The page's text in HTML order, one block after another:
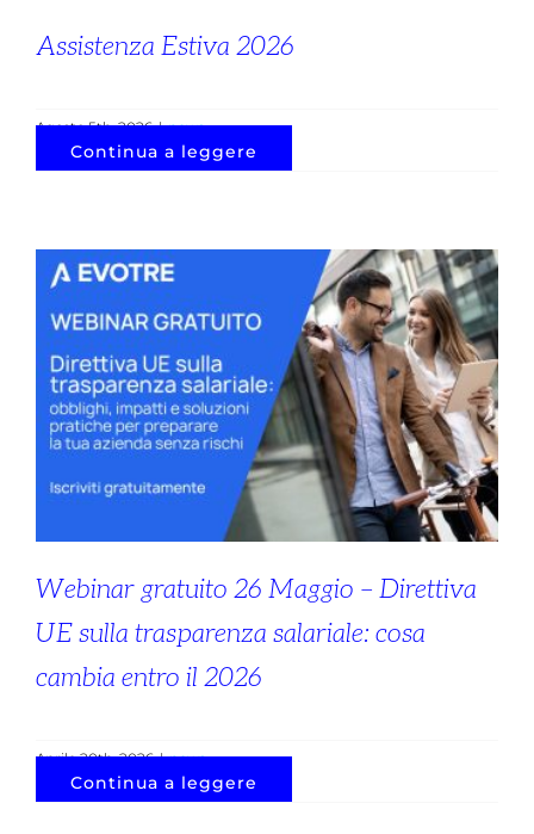
Assistenza Estiva 2026
Agosto 5th, 2026 | news
Continua a leggere
Webinar gratuito 26 Maggio – Direttiva
UE sulla trasparenza salariale: cosa
cambia entro il 2026
Aprile 20th, 2026 | news
Continua a leggere